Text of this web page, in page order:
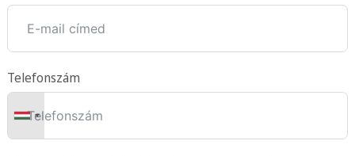
Telefonszám